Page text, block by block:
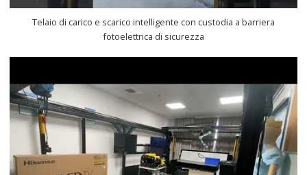
Telaio di carico e scarico intelligente con custodia a barriera
fotoelettrica di sicurezza